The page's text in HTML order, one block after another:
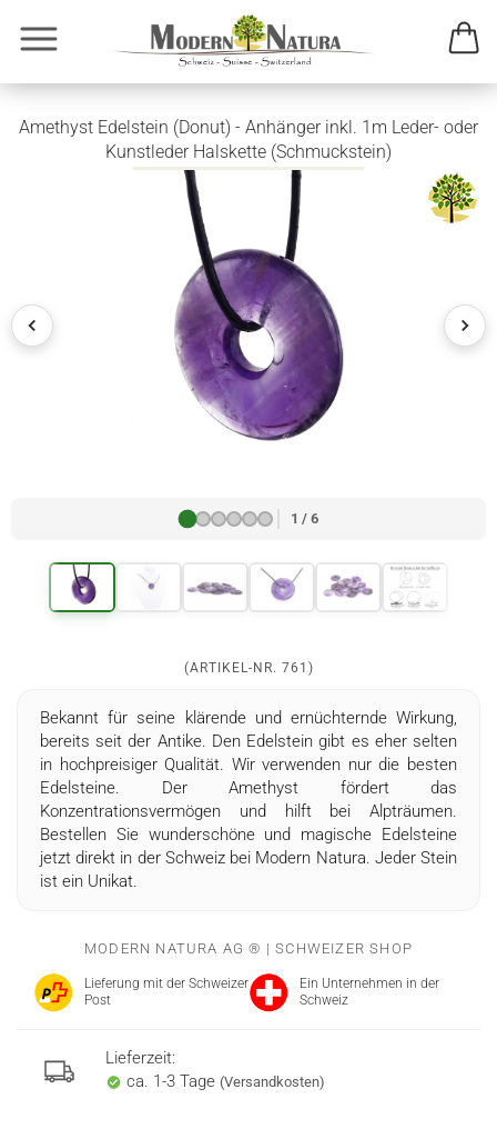
Amethyst Edelstein (Donut) - Anhänger inkl. 1m Leder- oder
Kunstleder Halskette (Schmuckstein)
1 / 6
(ARTIKEL-NR. 761 )
Bekannt für seine klärende und ernüchternde Wirkung,
bereits seit der Antike. Den Edelstein gibt es eher selten
in hochpreisiger Qualität. Wir verwenden nur die besten
Edelsteine. Der Amethyst fördert das
Konzentrationsvermögen und hilft bei Alpträumen.
Bestellen Sie wunderschöne und magische Edelsteine
jetzt direkt in der Schweiz bei Modern Natura. Jeder Stein
ist ein Unikat.
MODERN NATURA AG ® | SCHWEIZER SHOP
Lieferung mit der Schweizer
Post
Ein Unternehmen in der
Schweiz
Lieferzeit:
ca. 1-3 Tage (Versandkosten)